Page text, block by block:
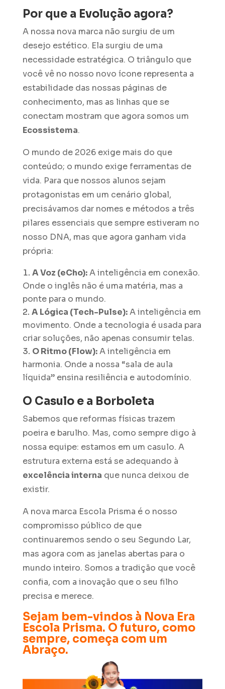
Por que a Evolução agora?
A nossa nova marca não surgiu de um
desejo estético. Ela surgiu de uma
necessidade estratégica. O triângulo que
você vê no nosso novo ícone representa a
estabilidade das nossas páginas de
conhecimento, mas as linhas que se
conectam mostram que agora somos um
Ecossistema.
O mundo de 2026 exige mais do que
conteúdo; o mundo exige ferramentas de
vida. Para que nossos alunos sejam
protagonistas em um cenário global,
precisávamos dar nomes e métodos a três
pilares essenciais que sempre estiveram no
nosso DNA, mas que agora ganham vida
própria:
A Voz (eCho):A inteligência em conexão.
Onde o inglês não é uma matéria, mas a
ponte para o mundo.
A Lógica (Tech-Pulse):A inteligência em
movimento. Onde a tecnologia é usada para
criar soluções, não apenas consumir telas.
O Ritmo (Flow):A inteligência em
harmonia. Onde a nossa “sala de aula
líquida” ensina resiliência e autodomínio.
O Casulo e a Borboleta
Sabemos que reformas físicas trazem
poeira e barulho. Mas, como sempre digo à
nossa equipe: estamos em um casulo. A
estrutura externa está se adequando à
excelência interna que nunca deixou de
existir.
A nova marca Escola Prisma é o nosso
compromisso público de que
continuaremos sendo o seu Segundo Lar,
mas agora com as janelas abertas para o
mundo inteiro. Somos a tradição que você
confia, com a inovação que o seu filho
precisa e merece.
Sejam bem-vindos à Nova Era
Escola Prisma. O futuro, como
sempre, começa com um
Abraço.